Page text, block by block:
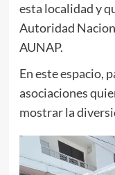
esta localidad y
Autoridad
AUNAP.
En este espacio,
asociaciones
mostrar la